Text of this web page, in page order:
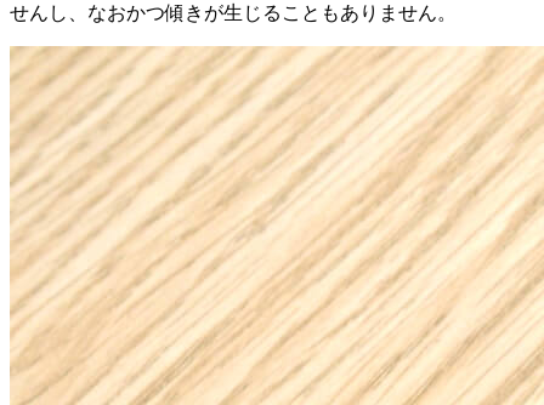
せんし、なおかつ傾きが生じることもありません。